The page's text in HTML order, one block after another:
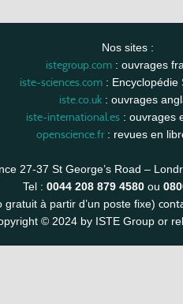
Nos sites :
istegroup.com: ouvrages
iste-sciences.com: Encyclopédie
iste.co.uk : ouvrages
iste-international.es: ouvrages
openscience.fr: revues en
27-37 St George’s Road –
Tel : 0044 208 879 4580 ou
gratuit à partir d’un poste fixe)
© 2024 by ISTE Group or